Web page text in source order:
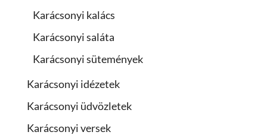
Karácsonyi kalács
Karácsonyi saláta
Karácsonyi sütemények
Karácsonyi idézetek
Karácsonyi üdvözletek
Karácsonyi versek